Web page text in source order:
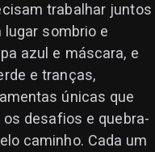
trabalhar juntos
lugar sombrio e
azul e máscara, e
e tranças,
únicas que
desafios e quebra-
caminho. Cada um